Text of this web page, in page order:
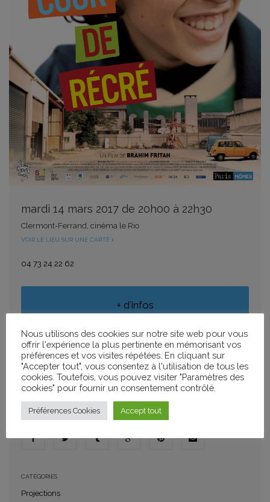
mardi 14 mars 2017 de 20h00 à 22h30
Clermont-Ferrand, cinéma le Rio
VOIR LE LIEU SUR UNE CARTE
04 73 24 22 62
+ d'infos
AJOUTER À MON CALENDRIER
+ GOOGLE CALENDAR + ICAL IMPORT
PARTAGER
CATÉGORIES
Projections
Nous utilisons des cookies sur notre site web pour vous
offrir l'expérience la plus pertinente en mémorisant vos
préférences et vos visites répétées. En cliquant sur
"Accepter tout", vous consentez à l'utilisation de tous les
cookies. Toutefois, vous pouvez visiter "Paramètres des
cookies" pour fournir un consentement contrôlé.
Préférences Cookies Accept tout